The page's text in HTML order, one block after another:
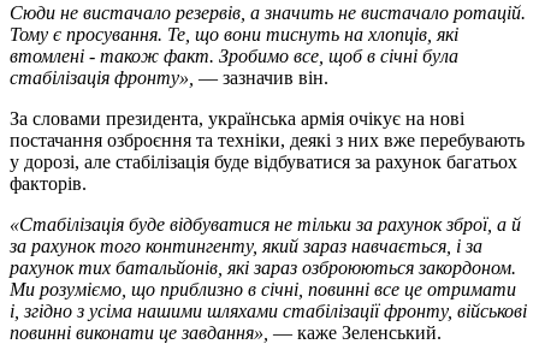
Сюди не вистачало резервів, а значить не вистачало ротацій.
Тому є просування. Те, що вони тиснуть на хлопців, які
втомлені - також факт. Зробимо все, щоб в січні була
стабілізація фронту», — зазначив він.
За словами президента, українська армія очікує на нові
постачання озброєння та техніки, деякі з них вже перебувають
у дорозі, але стабілізація буде відбуватися за рахунок багатьох
факторів.
«Стабілізація буде відбуватися не тільки за рахунок зброї, а й
за рахунок того контингенту, який зараз навчається, і за
рахунок тих батальйонів, які зараз озброюються закордоном.
Ми розуміємо, що приблизно в січні, повинні все це отримати
і, згідно з усіма нашими шляхами стабілізації фронту, військові
повинні виконати це завдання», — каже Зеленський.